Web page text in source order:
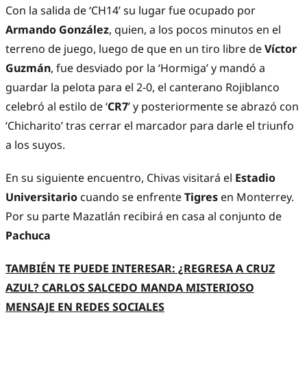
Con la salida de ‘CH14’ su lugar fue ocupado por
Armando González, quien, a los pocos minutos en el
terreno de juego, luego de que en un tiro libre deVíctor
Guzmán, fue desviado por la ‘Hormiga’ y mandó a
guardar la pelota para el 2-0, el canterano Rojiblanco
celebró al estilo de ‘CR7’ y posteriormente se abrazó con
‘Chicharito’ tras cerrar el marcador para darle el triunfo
a los suyos.
En su siguiente encuentro, Chivas visitará el Estadio
Universitario cuando se enfrenteTigres en Monterrey.
Por su parte Mazatlán recibirá en casa al conjunto de
Pachuca
TAMBIÉN TE PUEDE INTERESAR: ¿REGRESA A CRUZ
AZUL? CARLOS SALCEDO MANDA MISTERIOSO
MENSAJE EN REDES SOCIALES